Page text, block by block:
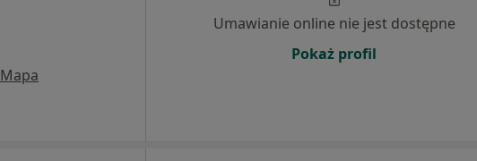
Mapa
Umawianie online nie jest dostępne
Pokaż profil